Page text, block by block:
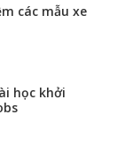
các mẫu xe
học khởi